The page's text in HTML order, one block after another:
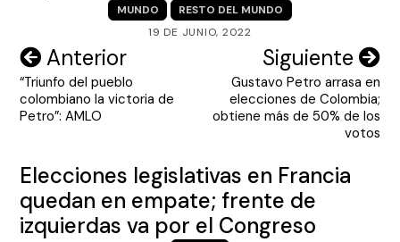
MUNDO
RESTO DEL MUNDO
19 DE JUNIO, 2022
Navegación
de
entradas
Anterior
“Triunfo del pueblo
colombiano la victoria de
Petro”: AMLO
Siguiente
Gustavo Petro arrasa en
elecciones de Colombia;
obtiene más de 50% de los
votos
Elecciones legislativas en Francia
quedan en empate; frente de
izquierdas va por el Congreso